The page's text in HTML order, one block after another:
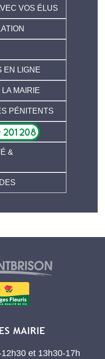
VOS ÉLUS
EN LIGNE
MAIRIE
PÉNITENTS
&
et 13h30-17h